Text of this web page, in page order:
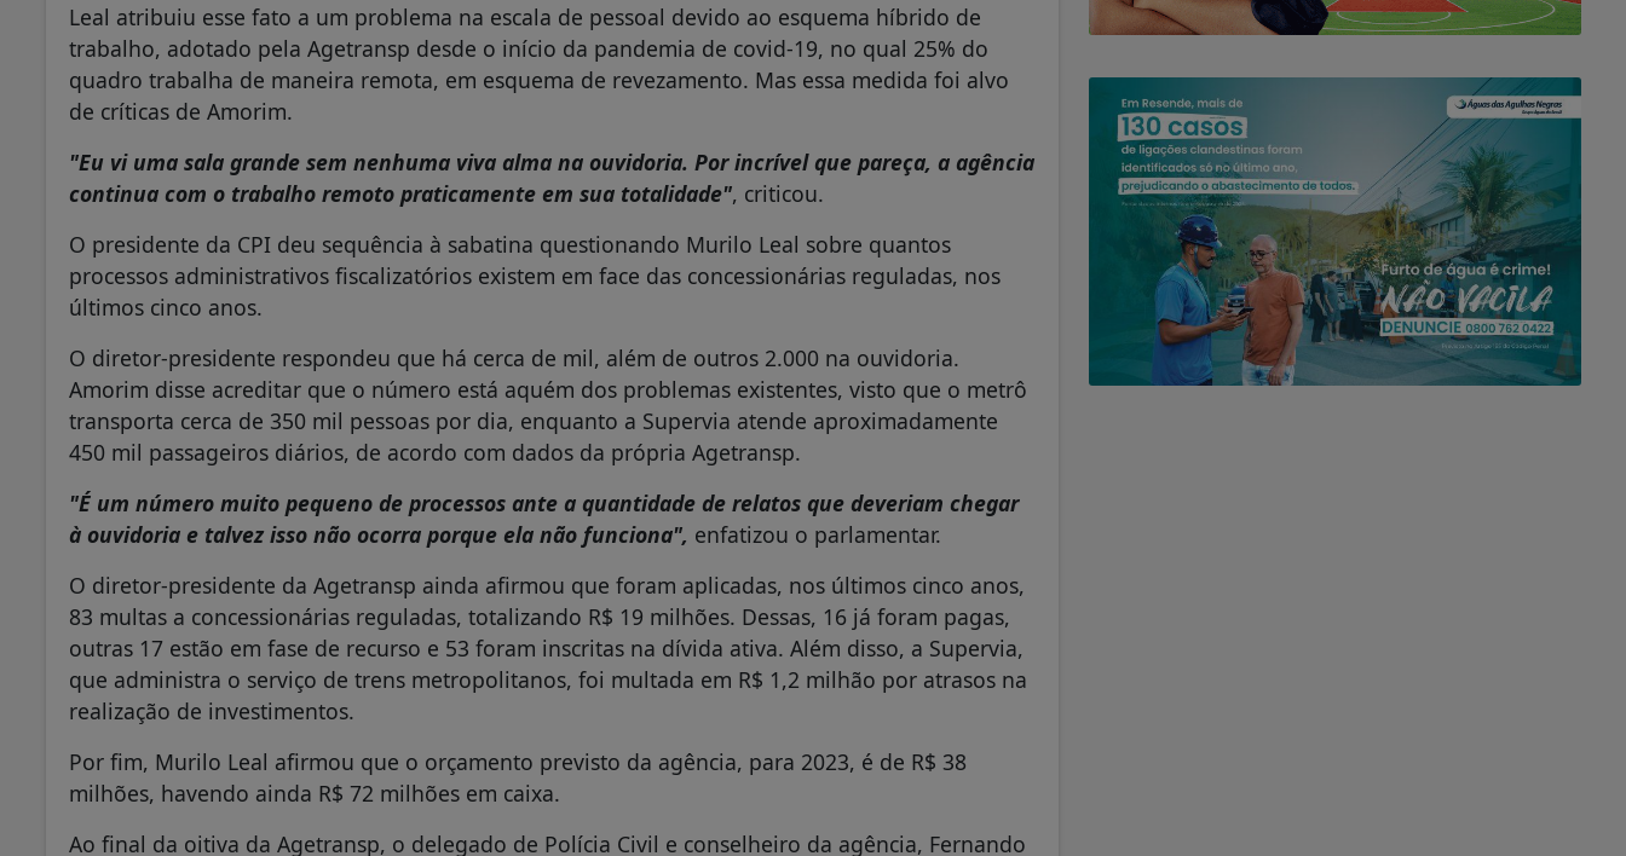
Leal atribuiu esse fato a um problema na escala de pessoal devido ao esquema híbrido de
trabalho, adotado pela Agetransp desde o início da pandemia de covid-19, no qual 25% do
quadro trabalha de maneira remota, em esquema de revezamento. Mas essa medida foi alvo
de críticas de Amorim.
"Eu vi uma sala grande sem nenhuma viva alma na ouvidoria. Por incrível que pareça, a agência
continua com o trabalho remoto praticamente em sua totalidade", criticou.
O presidente da CPI deu sequência à sabatina questionando Murilo Leal sobre quantos
processos administrativos fiscalizatórios existem em face das concessionárias reguladas, nos
últimos cinco anos.
O diretor-presidente respondeu que há cerca de mil, além de outros 2.000 na ouvidoria.
Amorim disse acreditar que o número está aquém dos problemas existentes, visto que o metrô
transporta cerca de 350 mil pessoas por dia, enquanto a Supervia atende aproximadamente
450 mil passageiros diários, de acordo com dados da própria Agetransp.
"É um número muito pequeno de processos ante a quantidade de relatos que deveriam chegar
à ouvidoria e talvez isso não ocorra porque ela não funciona", enfatizou o parlamentar.
O diretor-presidente da Agetransp ainda afirmou que foram aplicadas, nos últimos cinco anos,
83 multas a concessionárias reguladas, totalizando R$ 19 milhões. Dessas, 16 já foram pagas,
outras 17 estão em fase de recurso e 53 foram inscritas na dívida ativa. Além disso, a Supervia,
que administra o serviço de trens metropolitanos, foi multada em R$ 1,2 milhão por atrasos na
realização de investimentos.
Por fim, Murilo Leal afirmou que o orçamento previsto da agência, para 2023, é de R$ 38
milhões, havendo ainda R$ 72 milhões em caixa.
Ao final da oitiva da Agetransp, o delegado de Polícia Civil e conselheiro da agência, Fernando